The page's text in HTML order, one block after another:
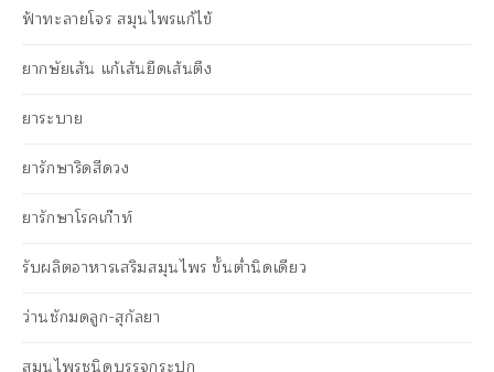
ฟ้าทะลายโจร สมุนไพรแก้ไข้
ยากษัยเส้น แก้เส้นยึดเส้นตึง
ยาระบาย
ยารักษาริดสีดวง
ยารักษาโรคเก๊าท์
รับผลิตอาหารเสริมสมุนไพร ขั้นต่ำนิดเดียว
ว่านชักมดลูก-สุกัลยา